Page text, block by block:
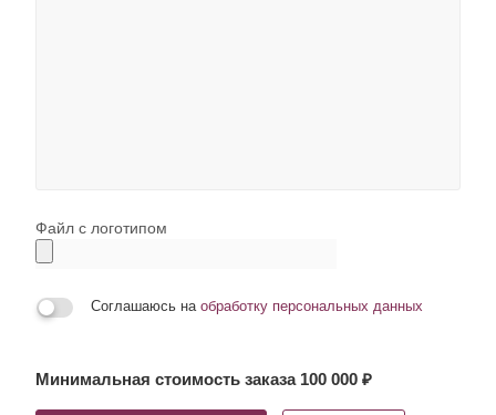
Файл с логотипом
Соглашаюсь на обработку персональных данных
Минимальная стоимость заказа 100 000 ₽